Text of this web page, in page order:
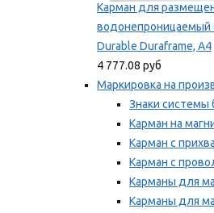
Карман для
водонепроницаемый
Durable Duraframe, А4
4 777.08 руб
Маркировка на
Знаки системы
Карман на
Карман с
Карман с
Карманы для
Карманы для